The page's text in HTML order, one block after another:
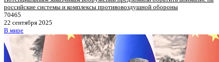
российские системы и комплексы противовоздушной обороны
70465
22 сентября 2025
В мире